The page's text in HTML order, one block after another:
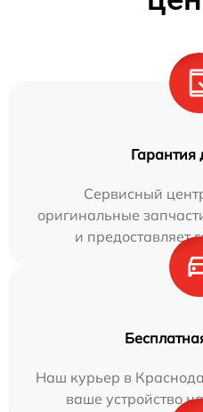
Гарантия
Сервисный
оригинальные
и предоставляет
Наш курьер в
ваше устройство